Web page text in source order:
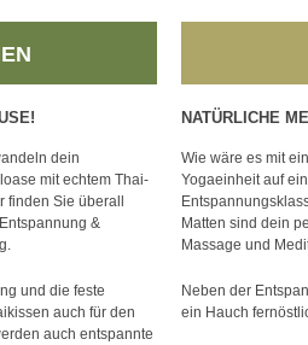
dein
mit echtem Thai-
finden Sie überall
&
und die feste
auch für den
auch entspannte
NATÜRLICHE
Wie wäre es mit
Yogaeinheit auf
Matten sind dein
Massage und
Neben der
ein Hauch